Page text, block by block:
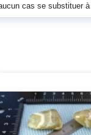
cas se substituer à